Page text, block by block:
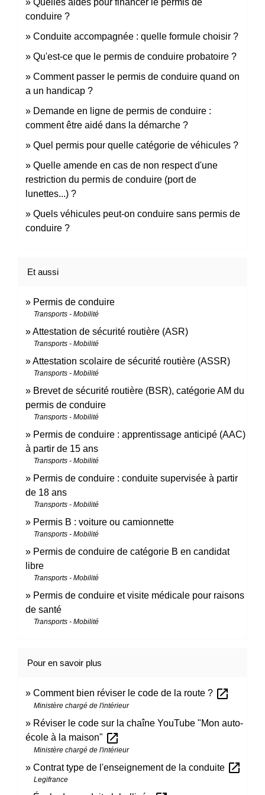
Quelles aides pour financer le permis de
conduire ?
Conduite accompagnée : quelle formule choisir ?
Qu'est-ce que le permis de conduire probatoire ?
Comment passer le permis de conduire quand on
a un handicap ?
Demande en ligne de permis de conduire :
comment être aidé dans la démarche ?
Quel permis pour quelle catégorie de véhicules ?
Quelle amende en cas de non respect d'une
restriction du permis de conduire (port de
lunettes...) ?
Quels véhicules peut-on conduire sans permis de
conduire ?
Et aussi
Permis de conduire
Transports - Mobilité
Attestation de sécurité routière (ASR)
Transports - Mobilité
Attestation scolaire de sécurité routière (ASSR)
Transports - Mobilité
Brevet de sécurité routière (BSR), catégorie AM du
permis de conduire
Transports - Mobilité
Permis de conduire : apprentissage anticipé (AAC)
à partir de 15 ans
Transports - Mobilité
Permis de conduire : conduite supervisée à partir
de 18 ans
Transports - Mobilité
Permis B : voiture ou camionnette
Transports - Mobilité
Permis de conduire de catégorie B en candidat
libre
Transports - Mobilité
Permis de conduire et visite médicale pour raisons
de santé
Transports - Mobilité
Pour en savoir plus
Comment bien réviser le code de la route ? open_in_new
Ministère chargé de l'intérieur
Réviser le code sur la chaîne YouTube "Mon auto-
école à la maison" open_in_new
Ministère chargé de l'intérieur
Contrat type de l'enseignement de la conduite open_in_new
Legifrance